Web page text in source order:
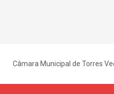
Câmara Municipal de Torres